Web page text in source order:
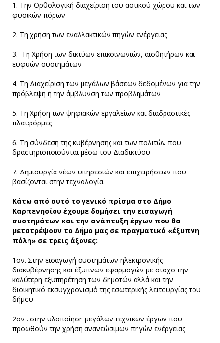
1. Την Ορθολογική διαχείριση του αστικού χώρου και των
φυσικών πόρων
2. Τη χρήση των εναλλακτικών πηγών ενέργειας
3. Τη Χρήση των δικτύων επικοινωνιών, αισθητήρων και
ευφυών συστημάτων
4. Τη Διαχείριση των μεγάλων βάσεων δεδομένων για την
πρόβλεψη ή την άμβλυνση των προβλημάτων
5. Τη Χρήση των ψηφιακών εργαλείων και διαδραστικές
πλατφόρμες
6. Τη σύνδεση της κυβέρνησης και των πολιτών που
δραστηριοποιούνται μέσω του Διαδικτύου
7. Δημιουργία νέων υπηρεσιών και επιχειρήσεων που
βασίζονται στην τεχνολογία.
Κάτω από αυτό το γενικό πρίσμα στο Δήμο
Καρπενησίου έχουμε δομήσει την εισαγωγή
συστημάτων και την ανάπτυξη έργων που θα
μετατρέψουν το Δήμο μας σε πραγματικά «έξυπνη
πόλη» σε τρεις άξονες:
1ον. Στην εισαγωγή συστημάτων ηλεκτρονικής
διακυβέρνησης και έξυπνων εφαρμογών με στόχο την
καλύτερη εξυπηρέτηση των δημοτών αλλά και την
διοικητικό εκσυγχρονισμό της εσωτερικής λειτουργίας του
δήμου
2ον . στην υλοποίηση μεγάλων τεχνικών έργων που
προωθούν την χρήση ανανεώσιμων πηγών ενέργειας